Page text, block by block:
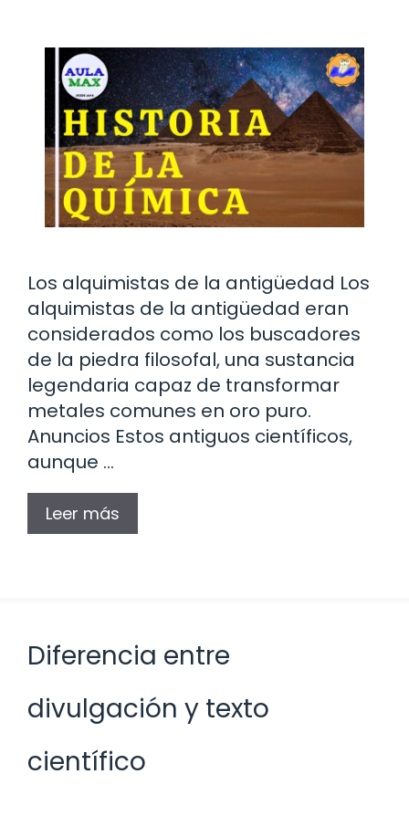
Los alquimistas de la antigüedad Los
alquimistas de la antigüedad eran
considerados como los buscadores
de la piedra filosofal, una sustancia
legendaria capaz de transformar
metales comunes en oro puro.
Anuncios Estos antiguos científicos,
aunque …
Leer más
Diferencia entre
divulgación y texto
científico